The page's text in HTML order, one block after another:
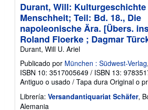
Durant, Will:
Menschheit; Teil: Bd. 18., Die
napoleonische Ära. [Übers.
Roland Floerke ; Dagmar
Durant, Will U. Ariel
Publicado por München : Südwest-Verlag
ISBN 10: 3517005649 / ISBN 13:
Antiguo o usado / Tapa dura Original o
Librería: Versandantiquariat Schäfer,
Alemania